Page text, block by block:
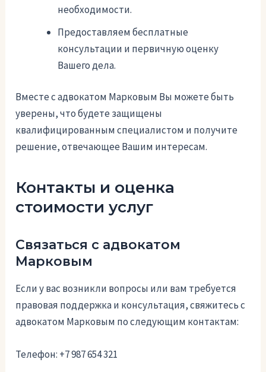
необходимости.
Предоставляем бесплатные
консультации и первичную оценку
Вашего дела.
Вместе с адвокатом Марковым Вы можете быть
уверены, что будете защищены
квалифицированным специалистом и получите
решение, отвечающее Вашим интересам.
Контакты и оценка
стоимости услуг
Связаться с адвокатом
Марковым
Если у вас возникли вопросы или вам требуется
правовая поддержка и консультация, свяжитесь с
адвокатом Марковым по следующим контактам:
Телефон: +7 987 654 321